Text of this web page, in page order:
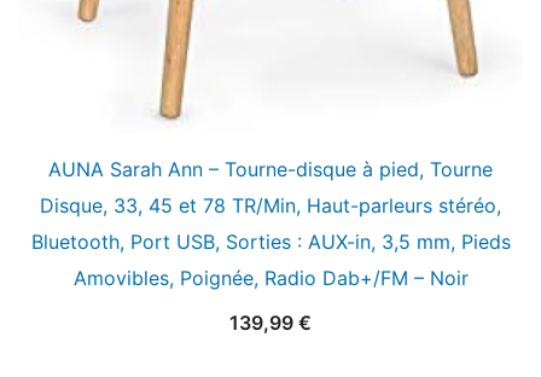
AUNA Sarah Ann – Tourne-disque à pied, Tourne
Disque, 33, 45 et 78 TR/Min, Haut-parleurs stéréo,
Bluetooth, Port USB, Sorties : AUX-in, 3,5 mm, Pieds
Amovibles, Poignée, Radio Dab+/FM – Noir
139,99 €